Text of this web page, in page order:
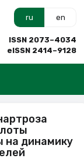
ru en
ISSN 2073–4034
eISSN 2414–9128
на динамику